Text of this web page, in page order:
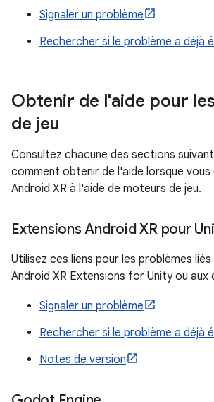
Signaler un problème
Rechercher si le problème a déjà
Obtenir de l'aide pour
de jeu
Consultez chacune des sections
comment obtenir de l'aide lorsque
Android XR à l'aide de moteurs de jeu.
Extensions Android XR pour
Utilisez ces liens pour les problèmes
Android XR Extensions for Unity ou aux
Signaler un problème
Rechercher si le problème a déjà
Notes de version